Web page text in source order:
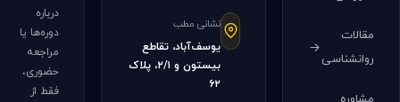
مقالات
روانشناسی
نشانی مطب
یوسف‌آباد، تقاطع
بیستون و ۲/۱، پلاک
۶۲
درباره
دوره‌ها یا
مراجعه
حضوری،
فقط از